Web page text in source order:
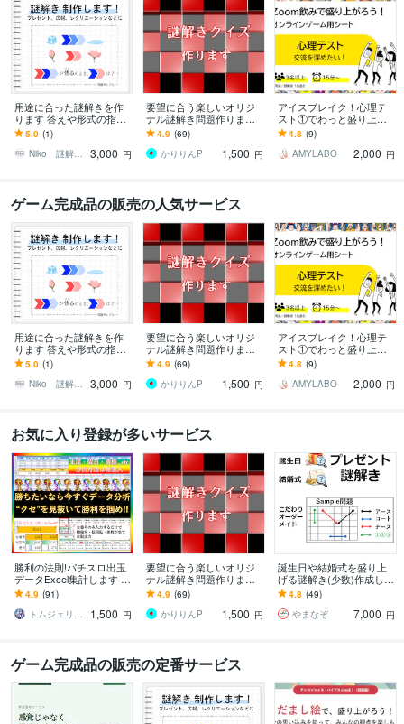
用途に合った謎解きを作
ります 答えや形式の指定
など幅広いオーダーに応
えます
5.0 (1)
Niko 謎解き制作
3,000 円
要望に合う楽しいオリジ
ナル謎解き問題作ります
誕生日やレクやイベント
など場面にあった謎解き
作成します！
4.9 (69)
かりりんP
1,500 円
アイスブレイク！心理テ
スト①でわっと盛り上が
ります オンライン飲み会
でも使える エンタメ用
パワーポイント資料！
4.8 (9)
AMYLABO
2,000 円
ゲーム完成品の販売の人気サービス
用途に合った謎解きを作
ります 答えや形式の指定
など幅広いオーダーに応
えます
5.0 (1)
Niko 謎解き制作
3,000 円
要望に合う楽しいオリジ
ナル謎解き問題作ります
誕生日やレクやイベント
など場面にあった謎解き
作成します！
4.9 (69)
かりりんP
1,500 円
アイスブレイク！心理テ
スト①でわっと盛り上が
ります オンライン飲み会
でも使える エンタメ用
パワーポイント資料！
4.8 (9)
AMYLABO
2,000 円
お気に入り登録が多いサービス
勝利の法則!パチスロ出玉
データExcel集計します 理
論に基づくパチスロ攻略!
ホールのクセを分析して
高設定奪取!
4.9 (91)
トムジェリ＠パチスロデータ分析
1,500 円
要望に合う楽しいオリジ
ナル謎解き問題作ります
誕生日やレクやイベント
など場面にあった謎解き
作成します！
4.9 (69)
かりりんP
1,500 円
誕生日や結婚式を盛り上
げる謎解き(少数)作成しま
す 個人・企業様合わせて1
00件を超える実績ありま
す
4.8 (49)
やまなぞ
7,000 円
ゲーム完成品の販売の定番サービス